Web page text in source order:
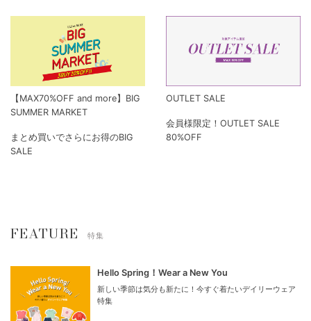
【MAX70%OFF and more】BIG
SUMMER MARKET
まとめ買いでさらにお得のBIG
SALE
OUTLET SALE
会員様限定！OUTLET SALE
80%OFF
FEATURE 特集
Hello Spring！Wear a New You
新しい季節は気分も新たに！今すぐ着たいデイリーウェア
特集